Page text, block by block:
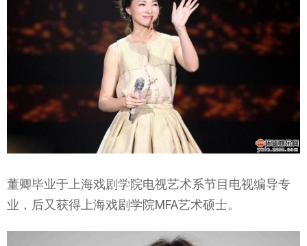
董卿毕业于上海戏剧学院电视艺术系节目电视编导专
业，后又获得上海戏剧学院MFA艺术硕士。